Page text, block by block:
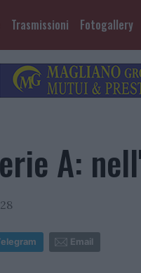
Trasmissioni Fotogallery
A:
Email